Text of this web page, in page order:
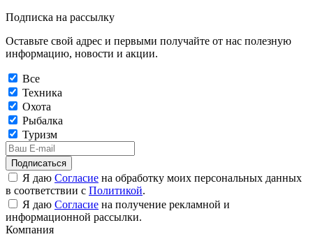
Подписка на рассылку
Оставьте свой адрес и первыми получайте от нас полезную
информацию, новости и акции.
Все
Техника
Охота
Рыбалка
Туризм
Подписаться
Я даю Согласие на обработку моих персональных данных
в соответствии с Политикой.
Я даю Согласие на получение рекламной и
информационной рассылки.
Компания